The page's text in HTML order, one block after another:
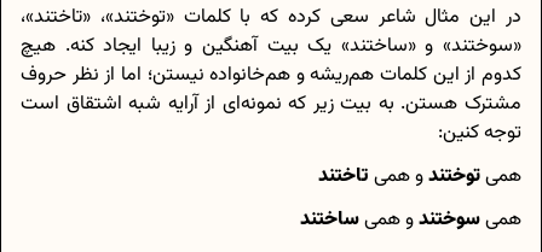
در این مثال شاعر سعی کرده که با کلمات «توختند»، «تاختند»،
«سوختند» و «ساختند» یک بیت آهنگین و زیبا ایجاد کنه. هیچ
کدوم از این کلمات هم‌ریشه و هم‌خانواده نیستن؛ اما از نظر حروف
مشترک هستن. به بیت زیر که نمونه‌ای از آرایه شبه اشتقاق است
توجه کنین:
همیتوختندو همی تاختند
همیسوختندو همیساختند